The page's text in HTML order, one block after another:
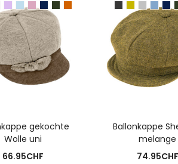
gekochte
Wolle uni
66.95CHF
Ballonkappe
melange
74.95CHF